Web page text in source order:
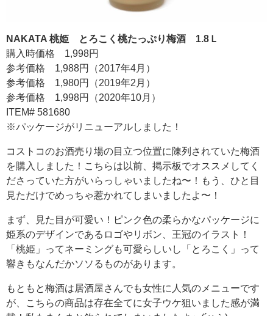
NAKATA 桃姫 とろこく桃たっぷり梅酒 1.8Ｌ
購入時価格 1,998円
参考価格 1,988円（2017年4月）
参考価格 1,980円（2019年2月）
参考価格 1,998円（2020年10月）
ITEM# 581680
※パッケージがリニューアルしました！
コストコのお酒売り場の目立つ位置に陳列されていた梅酒
を購入しました！こちらは以前、掲示板でオススメしてく
ださっていた方がいらっしゃいましたね〜！もう、ひと目
見ただけでめっちゃ惹かれてしまいましたよ〜！
まず、見た目が可愛い！ピンク色の柔らかなパッケージに
姫系のデザインであるロゴやリボン、王冠のイラスト！
「桃姫」ってネーミングも可愛らしいし「とろこく」って
響きもなんだかソソるものがあります。
もともと梅酒は居酒屋さんでも女性に人気のメニューです
が、こちらの商品は存在全てに女子ウケ狙いました感が満